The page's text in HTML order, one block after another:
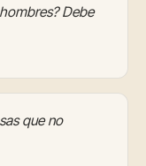
Debe
que no